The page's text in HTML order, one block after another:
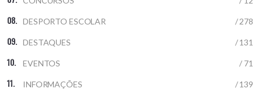
DESPORTO ESCOLAR / 278
DESTAQUES / 131
EVENTOS / 71
INFORMAÇÕES / 139